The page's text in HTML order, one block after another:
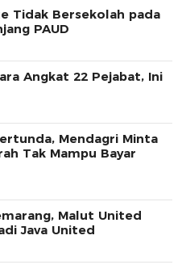
Tidak Bersekolah pada
PAUD
Angkat 22 Pejabat, Ini
Mendagri Minta
Tak Mampu Bayar
Malut United
Java United